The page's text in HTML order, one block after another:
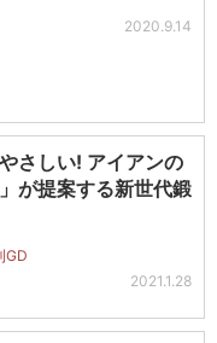
2020.9.14
さしい! アイアンの
が提案する新世代鍛
GD
2021.1.28